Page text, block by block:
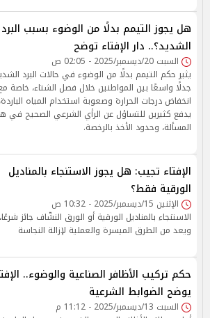
هل يجوز التيمم بدلًا من الوضوء بسبب البرد
الشديد؟.. دار الإفتاء توضح
السبت 20/ديسمبر/2025 - 02:05 ص
يثير حكم التيمم بدلًا من الوضوء في حالات البرد
جدلًا واسعًا بين المواطنين خلال فصل الشتاء، خاصة
انخفاض درجات الحرارة وصعوبة استخدام المياه
يدفع كثيرين للتساؤل عن الرأي الشرعي الصحيح في
المسألة، وحدود الأخذ بالرخصة.
الإفتاء تجيب: هل يجوز الاستنجاء بالمناديل
الورقية فقط؟
الإثنين 15/ديسمبر/2025 - 10:32 ص
الاستنجاء بالمناديل الورقية أو الورق النشّاف جائز شرعًا،
ويعد من الطرق الميسرة والعملية لإزالة النجاسة
حكم تركيب الأظافر الصناعية والوضوء..
يوضح الضوابط الشرعية
السبت 13/ديسمبر/2025 - 11:12 م